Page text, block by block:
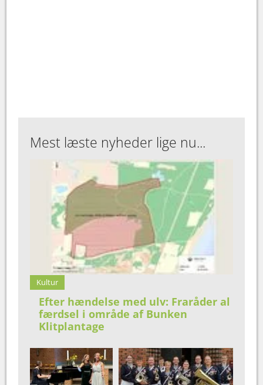
Mest læste nyheder lige nu...
Kultur
Efter hændelse med ulv: Fraråder al
færdsel i område af Bunken
Klitplantage